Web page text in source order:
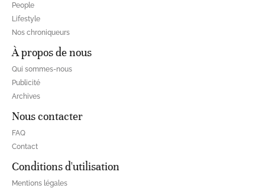
People
Lifestyle
Nos chroniqueurs
À propos de nous
Qui sommes-nous
Publicité
Archives
Nous contacter
FAQ
Contact
Conditions d'utilisation
Mentions légales